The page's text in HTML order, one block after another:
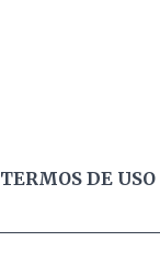
TERMOS DE USO